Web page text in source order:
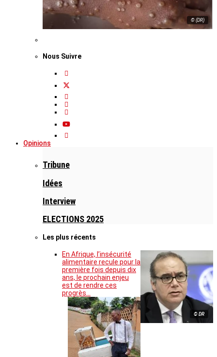
© (DR)
Nous Suivre
Opinions
Tribune
Idées
Interview
ELECTIONS 2025
Les plus récents
© DR
En Afrique, l’insécurité
alimentaire recule pour la
première fois depuis dix
ans, le prochain enjeu
est de rendre ces
progrès…